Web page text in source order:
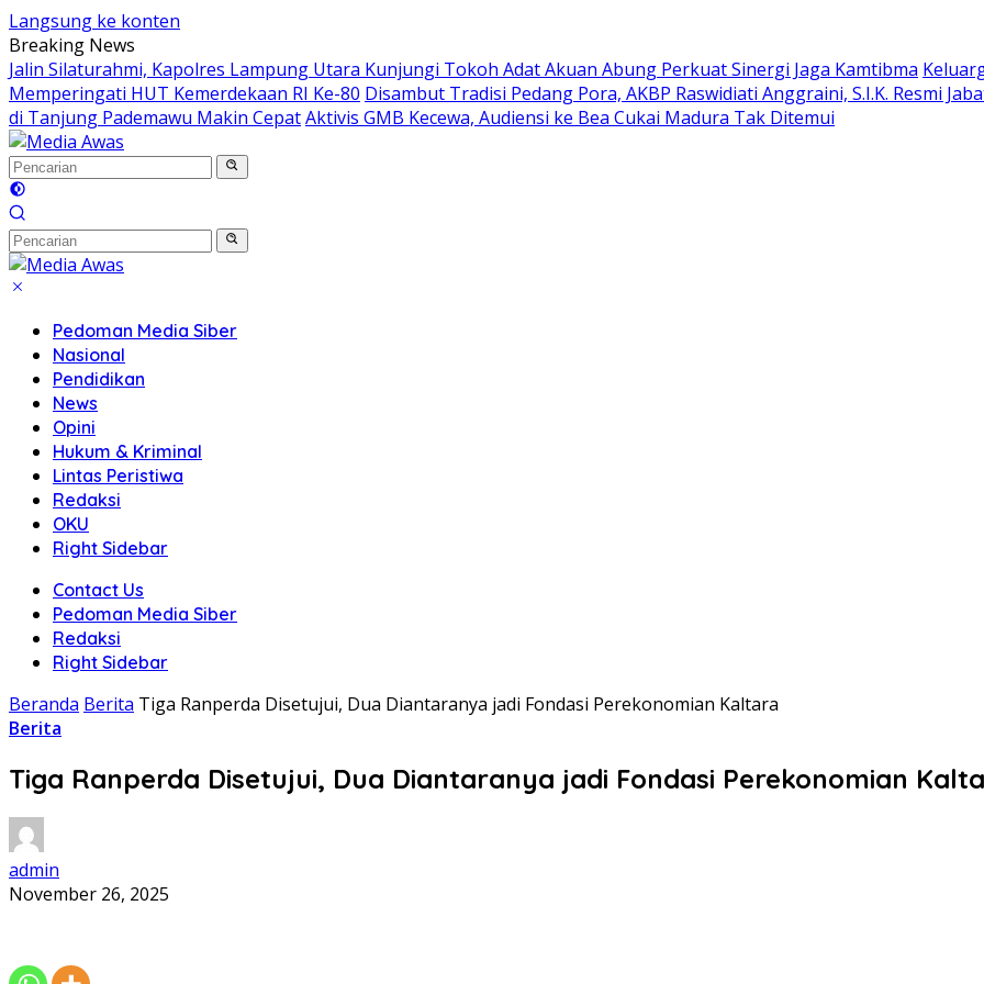
Langsung ke konten
Breaking News
Jalin Silaturahmi, Kapolres Lampung Utara Kunjungi Tokoh Adat Akuan Abung Perkuat Sinergi Jaga Kamtibma
Memperingati HUT Kemerdekaan RI Ke-80 Disambut Tradisi Pedang Pora, AKBP Raswidiati Anggraini, S.I.K. Resmi
di Tanjung Pademawu Makin CepatAktivis GMB Kecewa, Audiensi ke Bea Cukai Madura Tak Ditemui
Pedoman Media Siber
Nasional
Pendidikan
News
Opini
Hukum & Kriminal
Lintas Peristiwa
Redaksi
OKU
Right Sidebar
Contact Us
Pedoman Media Siber
Redaksi
Right Sidebar
Beranda Berita Tiga Ranperda Disetujui, Dua Diantaranya jadi Fondasi Perekonomian Kaltara
Berita
Tiga Ranperda Disetujui, Dua Diantaranya jadi Fondasi Perekonomian
admin
November 26, 2025